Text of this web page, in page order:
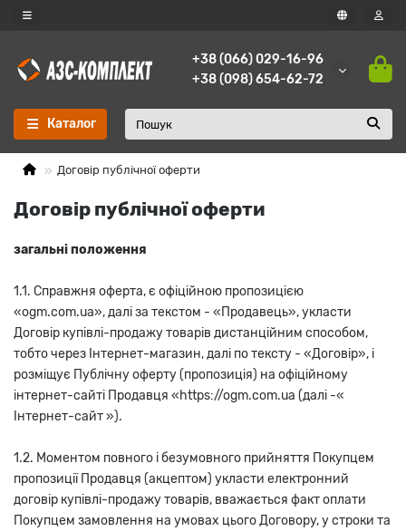
+38 (066) 029-16-96
+38 (098) 654-62-72
Каталог
Договір публічної оферти
Договір публічної оферти
загальні положення
1.1. Справжня оферта, є офіційною пропозицією
«ogm.com.ua», далі за текстом - «Продавець», укласти
Договір купівлі-продажу товарів дистанційним способом,
тобто через Інтернет-магазин, далі по тексту - «Договір», і
розміщує Публічну оферту (пропозиція) на офіційному
інтернет-сайті Продавця «https://ogm.com.ua (далі -«
Інтернет-сайт »).
1.2. Моментом повного і безумовного прийняття Покупцем
пропозиції Продавця (акцептом) укласти електронний
договір купівлі-продажу товарів, вважається факт оплати
Покупцем замовлення на умовах цього Договору, у строки та